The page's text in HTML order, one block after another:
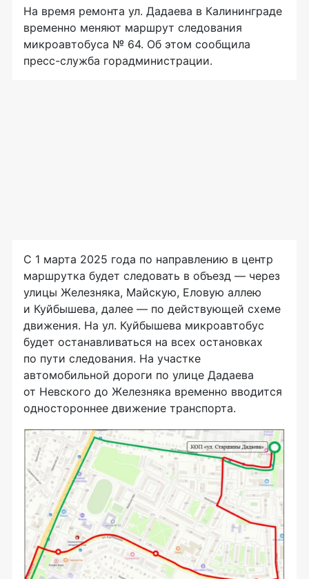
На время ремонта ул. Дадаева в Калининграде
временно меняют маршрут следования
микроавтобуса № 64. Об этом сообщила
пресс-служба горадминистрации.
С 1 марта 2025 года по направлению в центр
маршрутка будет следовать в объезд — через
улицы Железняка, Майскую, Еловую аллею
и Куйбышева, далее — по действующей схеме
движения. На ул. Куйбышева микроавтобус
будет останавливаться на всех остановках
по пути следования. На участке
автомобильной дороги по улице Дадаева
от Невского до Железняка временно вводится
одностороннее движение транспорта.